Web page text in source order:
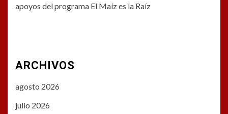
apoyos del programa El Maíz es la Raíz
ARCHIVOS
agosto 2026
julio 2026